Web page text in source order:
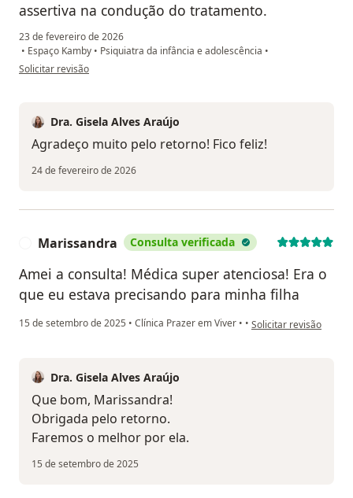
assertiva na condução do tratamento.
23 de fevereiro de 2026
• Espaço Kamby • Psiquiatra da infância e adolescência •
na opinião do utilizador MIASL
Solicitar revisão
Dra. Gisela Alves Araújo
Agradeço muito pelo retorno! Fico feliz!
24 de fevereiro de 2026
Marissandra Consulta verificada
Amei a consulta! Médica super atenciosa! Era o
que eu estava precisando para minha filha
15 de setembro de 2025 • Clínica Prazer em Viver • • na opinião do
Solicitar revisão
Dra. Gisela Alves Araújo
Que bom, Marissandra!
Obrigada pelo retorno.
Faremos o melhor por ela.
15 de setembro de 2025